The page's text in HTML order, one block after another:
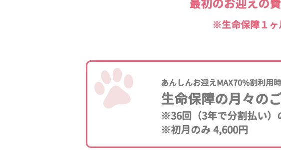
最初のお迎えの
※生命保障１ヶ
あんしんお迎えMAX70%割利用
生命保障の月々の
※36回（3年で分割払い）
※初月のみ 4,600円